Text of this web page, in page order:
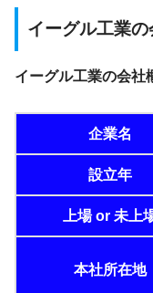
イーグル工業
イーグル工業の会社
企業名
設立年
上場 or 未上
本社所在地